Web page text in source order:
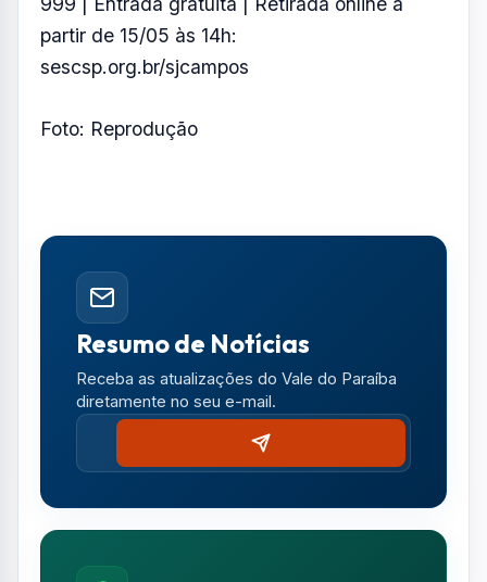
partir de 15/05 às 14h:
sescsp.org.br/sjcampos
Foto: Reprodução
Resumo de Notícias
Receba as atualizações do Vale do Paraíba
diretamente no seu e-mail.